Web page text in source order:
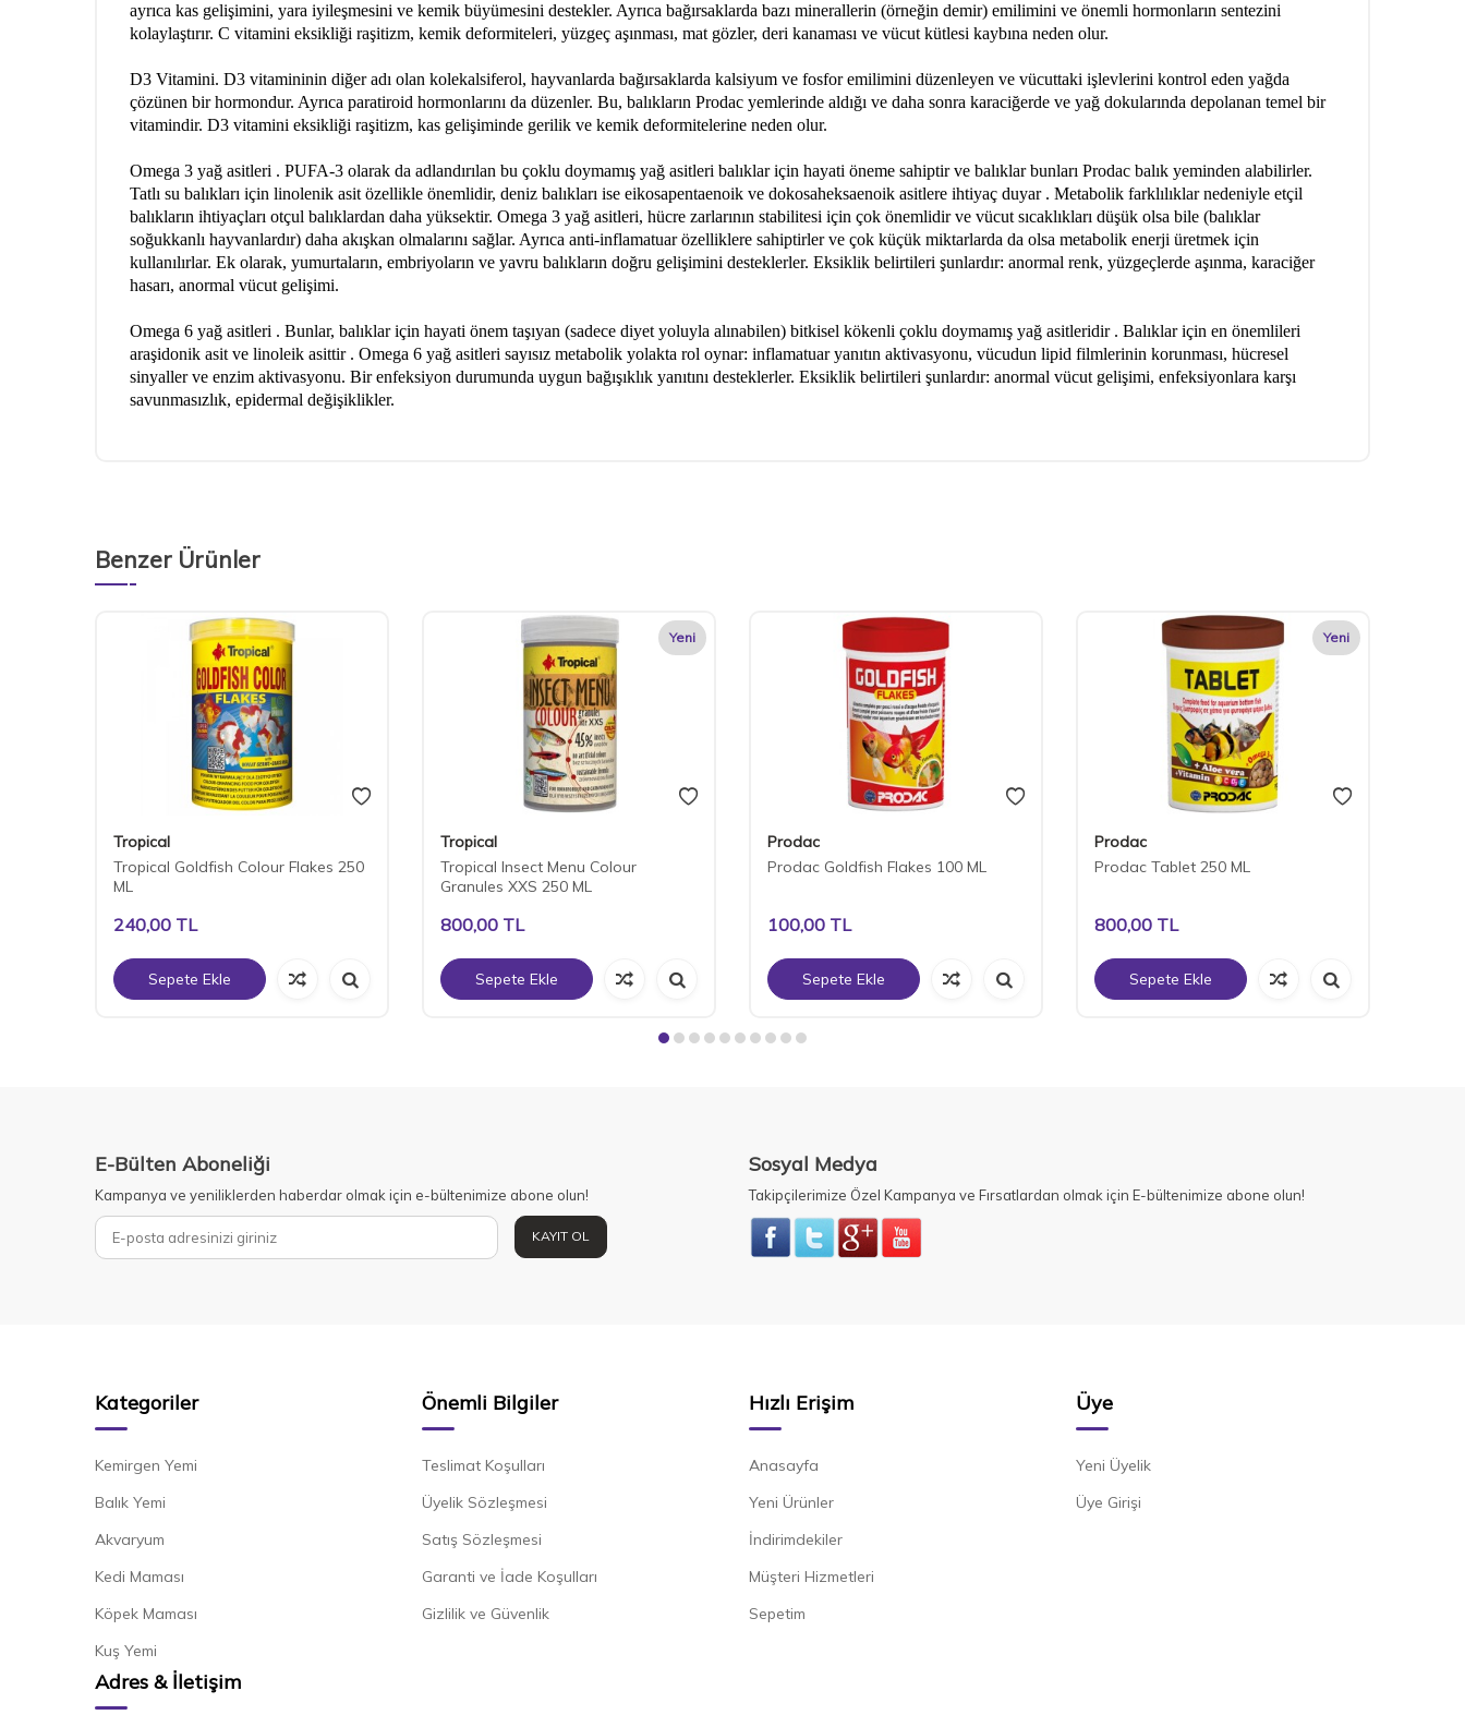
ayrıca kas gelişimini, yara iyileşmesini ve kemik büyümesini destekler. Ayrıca bağırsaklarda bazı minerallerin (örneğin demir) emilimini ve önemli hormonların sentezini
kolaylaştırır. C vitamini eksikliği raşitizm, kemik deformiteleri, yüzgeç aşınması, mat gözler, deri kanaması ve vücut kütlesi kaybına neden olur.
D3 Vitamini. D3 vitamininin diğer adı olan kolekalsiferol, hayvanlarda bağırsaklarda kalsiyum ve fosfor emilimini düzenleyen ve vücuttaki işlevlerini kontrol eden yağda
çözünen bir hormondur. Ayrıca paratiroid hormonlarını da düzenler. Bu, balıkların Prodac yemlerinde aldığı ve daha sonra karaciğerde ve yağ dokularında depolanan temel bir
vitamindir. D3 vitamini eksikliği raşitizm, kas gelişiminde gerilik ve kemik deformitelerine neden olur.
Omega 3 yağ asitleri . PUFA-3 olarak da adlandırılan bu çoklu doymamış yağ asitleri balıklar için hayati öneme sahiptir ve balıklar bunları Prodac balık yeminden alabilirler.
Tatlı su balıkları için linolenik asit özellikle önemlidir, deniz balıkları ise eikosapentaenoik ve dokosaheksaenoik asitlere ihtiyaç duyar . Metabolik farklılıklar nedeniyle etçil
balıkların ihtiyaçları otçul balıklardan daha yüksektir. Omega 3 yağ asitleri, hücre zarlarının stabilitesi için çok önemlidir ve vücut sıcaklıkları düşük olsa bile (balıklar
soğukkanlı hayvanlardır) daha akışkan olmalarını sağlar. Ayrıca anti-inflamatuar özelliklere sahiptirler ve çok küçük miktarlarda da olsa metabolik enerji üretmek için
kullanılırlar. Ek olarak, yumurtaların, embriyoların ve yavru balıkların doğru gelişimini desteklerler. Eksiklik belirtileri şunlardır: anormal renk, yüzgeçlerde aşınma, karaciğer
hasarı, anormal vücut gelişimi.
Omega 6 yağ asitleri . Bunlar, balıklar için hayati önem taşıyan (sadece diyet yoluyla alınabilen) bitkisel kökenli çoklu doymamış yağ asitleridir . Balıklar için en önemlileri
araşidonik asit ve linoleik asittir . Omega 6 yağ asitleri sayısız metabolik yolakta rol oynar: inflamatuar yanıtın aktivasyonu, vücudun lipid filmlerinin korunması, hücresel
sinyaller ve enzim aktivasyonu. Bir enfeksiyon durumunda uygun bağışıklık yanıtını desteklerler. Eksiklik belirtileri şunlardır: anormal vücut gelişimi, enfeksiyonlara karşı
savunmasızlık, epidermal değişiklikler.
Benzer Ürünler
Tropical
Tropical Goldfish Colour Flakes 250
ML
240,00 TL
Sepete Ekle
Yeni
Tropical
Tropical Insect Menu Colour
Granules XXS 250 ML
800,00 TL
Sepete Ekle
Prodac
Prodac Goldfish Flakes 100 ML
100,00 TL
Sepete Ekle
Yeni
Prodac
Prodac Tablet 250 ML
800,00 TL
Sepete Ekle
E-Bülten Aboneliği
Kampanya ve yeniliklerden haberdar olmak için e-bültenimize abone olun!
KAYIT OL
Sosyal Medya
Takipçilerimize Özel Kampanya ve Fırsatlardan olmak için E-bültenimize abone olun!
Kategoriler
Kemirgen Yemi
Balık Yemi
Akvaryum
Kedi Maması
Köpek Maması
Kuş Yemi
Önemli Bilgiler
Teslimat Koşulları
Üyelik Sözleşmesi
Satış Sözleşmesi
Garanti ve İade Koşulları
Gizlilik ve Güvenlik
Hızlı Erişim
Anasayfa
Yeni Ürünler
İndirimdekiler
Müşteri Hizmetleri
Sepetim
Üye
Yeni Üyelik
Üye Girişi
Adres & İletişim